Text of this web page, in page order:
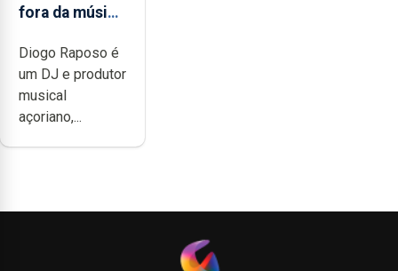
fora da música
noção do quão
difícil é
produzir uma
música”
Diogo Raposo é
um DJ e produtor
musical
açoriano,...